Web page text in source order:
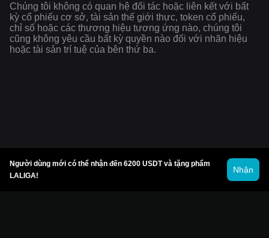
Chúng tôi không có quan hệ đối tác hoặc liên kết với bất
kỳ cổ phiếu cơ sở, tài sản thế giới thực, token cổ phiếu,
chỉ số hoặc các thương hiệu tương ứng nào, chúng tôi
cũng không yêu cầu bất kỳ quyền nào đối với nhãn hiệu
hoặc tài sản trí tuệ của bên thứ ba.
Người dùng mới có thể nhận đến 6200 USDT và tặng phẩm
LALIGA!
Nhận